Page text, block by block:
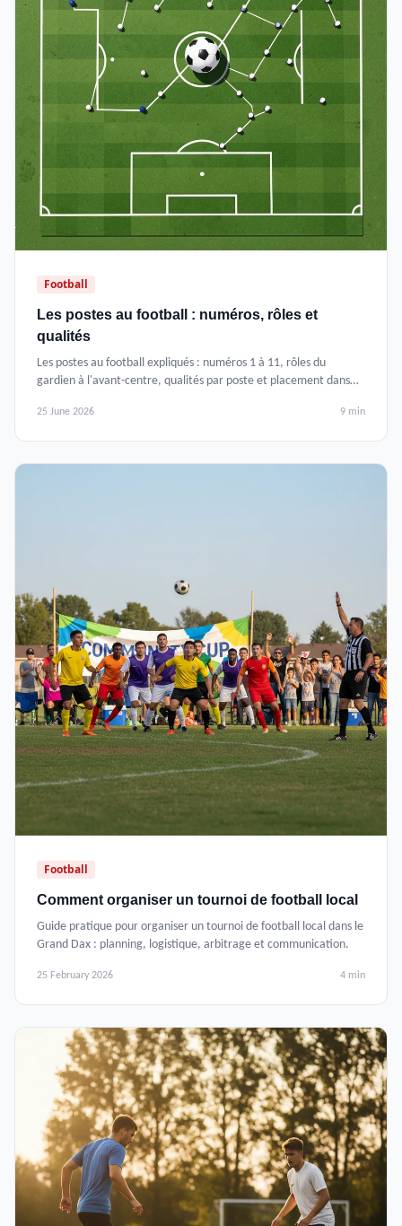
Football
Les postes au football : numéros, rôles et
qualités
Les postes au football expliqués : numéros 1 à 11, rôles du
gardien à l'avant-centre, qualités par poste et placement dans
25 June 2026 9 min
Football
Comment organiser un tournoi de football local
Guide pratique pour organiser un tournoi de football local dans le
Grand Dax : planning, logistique, arbitrage et communication.
25 February 2026 4 min